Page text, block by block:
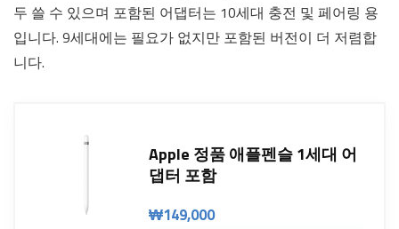
두 쓸 수 있으며 포함된 어댑터는 10세대 충전 및 페어링 용
입니다. 9세대에는 필요가 없지만 포함된 버전이 더 저렴합
니다.
Apple 정품 애플펜슬 1세대 어
댑터 포함
₩149,000